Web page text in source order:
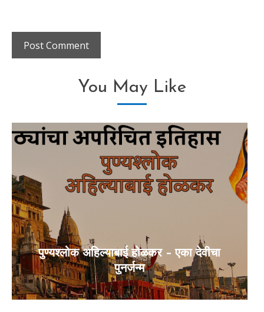
You May Like
पुण्यश्लोक अहिल्याबाई होळकर – एका देवीचा
पुनर्जन्म